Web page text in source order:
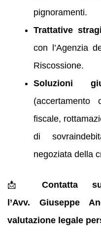
pignoramenti.
Trattative
con l’Agenzia
Riscossione.
Soluzioni
(accertamento
fiscale,
di
negoziata della
📩 Contatta
l’Avv. Giuseppe
valutazione legale